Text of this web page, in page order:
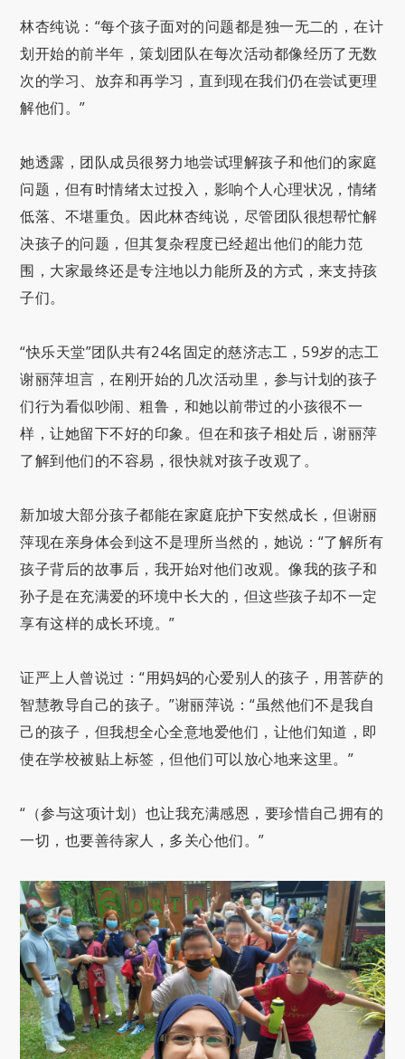
林杏纯说：“每个孩子面对的问题都是独一无二的，在计
划开始的前半年，策划团队在每次活动都像经历了无数
次的学习、放弃和再学习，直到现在我们仍在尝试更理
解他们。”
她透露，团队成员很努力地尝试理解孩子和他们的家庭
问题，但有时情绪太过投入，影响个人心理状况，情绪
低落、不堪重负。因此林杏纯说，尽管团队很想帮忙解
决孩子的问题，但其复杂程度已经超出他们的能力范
围，大家最终还是专注地以力能所及的方式，来支持孩
子们。
“快乐天堂”团队共有24名固定的慈济志工，59岁的志工
谢丽萍坦言，在刚开始的几次活动里，参与计划的孩子
们行为看似吵闹、粗鲁，和她以前带过的小孩很不一
样，让她留下不好的印象。但在和孩子相处后，谢丽萍
了解到他们的不容易，很快就对孩子改观了。
新加坡大部分孩子都能在家庭庇护下安然成长，但谢丽
萍现在亲身体会到这不是理所当然的，她说：“了解所有
孩子背后的故事后，我开始对他们改观。像我的孩子和
孙子是在充满爱的环境中长大的，但这些孩子却不一定
享有这样的成长环境。”
证严上人曾说过：“用妈妈的心爱别人的孩子，用菩萨的
智慧教导自己的孩子。”谢丽萍说：“虽然他们不是我自
己的孩子，但我想全心全意地爱他们，让他们知道，即
使在学校被贴上标签，但他们可以放心地来这里。”
“（参与这项计划）也让我充满感恩，要珍惜自己拥有的
一切，也要善待家人，多关心他们。”